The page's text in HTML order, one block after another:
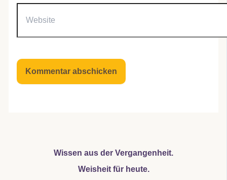
Wissen aus der Vergangenheit.
Weisheit für heute.